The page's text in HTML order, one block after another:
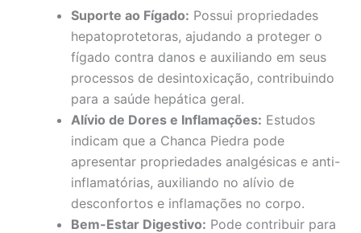
Suporte ao Fígado: Possui propriedades
hepatoprotetoras, ajudando a proteger o
fígado contra danos e auxiliando em seus
processos de desintoxicação, contribuindo
para a saúde hepática geral.
Alívio de Dores e Inflamações: Estudos
indicam que a Chanca Piedra pode
apresentar propriedades analgésicas e anti-
inflamatórias, auxiliando no alívio de
desconfortos e inflamações no corpo.
Bem-Estar Digestivo: Pode contribuir para